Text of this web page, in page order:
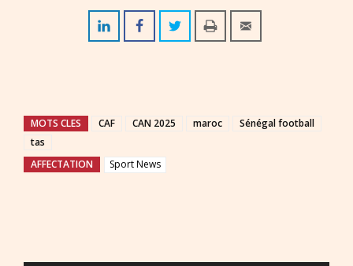
MOTS CLES CAF CAN 2025 maroc
Sénégal football
tas
AFFECTATION
Sport News